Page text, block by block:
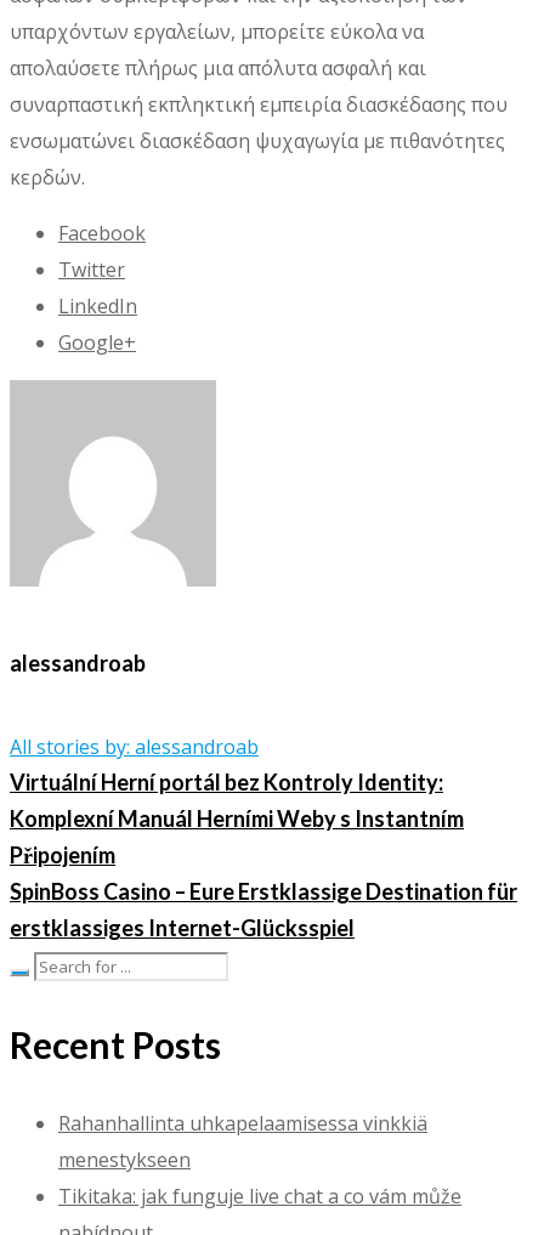
υπαρχόντων εργαλείων, μπορείτε εύκολα να
απολαύσετε πλήρως μια απόλυτα ασφαλή και
συναρπαστική εκπληκτική εμπειρία διασκέδασης που
ενσωματώνει διασκέδαση ψυχαγωγία με πιθανότητες
κερδών.
Facebook
Twitter
LinkedIn
Google+
alessandroab
All stories by: alessandroab
Virtuální Herní portál bez Kontroly Identity:
Komplexní Manuál Herními Weby s Instantním
Připojením
SpinBoss Casino – Eure Erstklassige Destination für
erstklassiges Internet-Glücksspiel
Recent Posts
Rahanhallinta uhkapelaamisessa vinkkiä
menestykseen
Tikitaka: jak funguje live chat a co vám může